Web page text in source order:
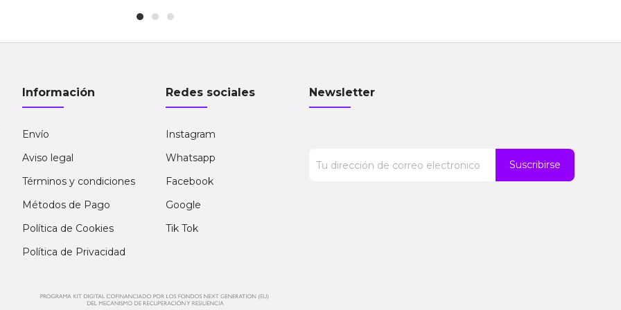
Información
Envío
Aviso legal
Términos y condiciones
Métodos de Pago
Política de Cookies
Política de Privacidad
Redes sociales
Instagram
Whatsapp
Facebook
Google
Tik Tok
Newsletter